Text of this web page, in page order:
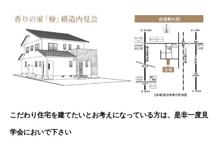
プライバシーポリシー
こだわり住宅を建てたいとお考えになっている方は、是非一度見
学会においで下さい